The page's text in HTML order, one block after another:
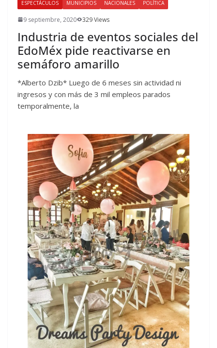
ESPECTÁCULOS MUNICIPIOS NACIONALES POLÍTICA
9 septiembre, 2020 329 Views
Industria de eventos sociales del
EdoMéx pide reactivarse en
semáforo amarillo
*Alberto Dzib* Luego de 6 meses sin actividad ni
ingresos y con más de 3 mil empleos parados
temporalmente, la